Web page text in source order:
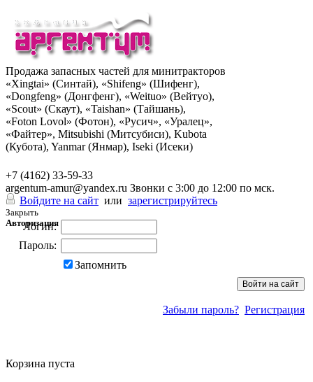
Продажа запасных частей для минитракторов
«Xingtai» (Синтай), «Shifeng» (Шифенг),
«Dongfeng» (Донгфенг), «Weituo» (Вейтуо),
«Scout» (Скаут), «Taishan» (Тайшань),
«Foton Lovol» (Фотон), «Русич», «Уралец»,
«Файтер», Mitsubishi (Митсубиси), Kubota
(Кубота), Yanmar (Янмар), Iseki (Исеки)
+7 (4162) 33-59-33
argentum-amur@yandex.ru Звонки с 3:00 до 12:00 по мск.
Войдите на сайт или зарегистрируйтесь
Закрыть
Авторизация
Логин:
Пароль:
Запомнить
Забыли пароль? Регистрация
Корзина пуста